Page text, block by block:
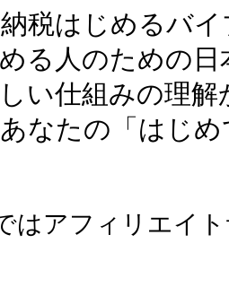
納税はじめるバ
る人のための
い仕組みの理
なたの「はじ
はアフィリエイ